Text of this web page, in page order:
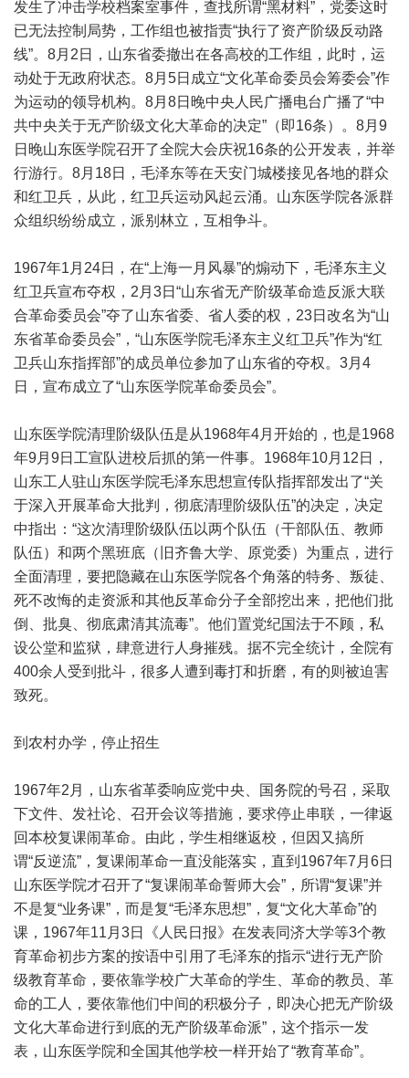
发生了冲击学校档案室事件，查找所谓“黑材料”，党委这时
已无法控制局势，工作组也被指责“执行了资产阶级反动路
线”。8月2日，山东省委撤出在各高校的工作组，此时，运
动处于无政府状态。8月5日成立“文化革命委员会筹委会”作
为运动的领导机构。8月8日晚中央人民广播电台广播了“中
共中央关于无产阶级文化大革命的决定”（即16条）。8月9
日晚山东医学院召开了全院大会庆祝16条的公开发表，并举
行游行。8月18日，毛泽东等在天安门城楼接见各地的群众
和红卫兵，从此，红卫兵运动风起云涌。山东医学院各派群
众组织纷纷成立，派别林立，互相争斗。
1967年1月24日，在“上海一月风暴”的煽动下，毛泽东主义
红卫兵宣布夺权，2月3日“山东省无产阶级革命造反派大联
合革命委员会”夺了山东省委、省人委的权，23日改名为“山
东省革命委员会”，“山东医学院毛泽东主义红卫兵”作为“红
卫兵山东指挥部”的成员单位参加了山东省的夺权。3月4
日，宣布成立了“山东医学院革命委员会”。
山东医学院清理阶级队伍是从1968年4月开始的，也是1968
年9月9日工宣队进校后抓的第一件事。1968年10月12日，
山东工人驻山东医学院毛泽东思想宣传队指挥部发出了“关
于深入开展革命大批判，彻底清理阶级队伍”的决定，决定
中指出：“这次清理阶级队伍以两个队伍（干部队伍、教师
队伍）和两个黑班底（旧齐鲁大学、原党委）为重点，进行
全面清理，要把隐藏在山东医学院各个角落的特务、叛徒、
死不改悔的走资派和其他反革命分子全部挖出来，把他们批
倒、批臭、彻底肃清其流毒”。他们置党纪国法于不顾，私
设公堂和监狱，肆意进行人身摧残。据不完全统计，全院有
400余人受到批斗，很多人遭到毒打和折磨，有的则被迫害
致死。
到农村办学，停止招生
1967年2月，山东省革委响应党中央、国务院的号召，采取
下文件、发社论、召开会议等措施，要求停止串联，一律返
回本校复课闹革命。由此，学生相继返校，但因又搞所
谓“反逆流”，复课闹革命一直没能落实，直到1967年7月6日
山东医学院才召开了“复课闹革命誓师大会”，所谓“复课”并
不是复“业务课”，而是复“毛泽东思想”，复“文化大革命”的
课，1967年11月3日《人民日报》在发表同济大学等3个教
育革命初步方案的按语中引用了毛泽东的指示“进行无产阶
级教育革命，要依靠学校广大革命的学生、革命的教员、革
命的工人，要依靠他们中间的积极分子，即决心把无产阶级
文化大革命进行到底的无产阶级革命派”，这个指示一发
表，山东医学院和全国其他学校一样开始了“教育革命”。